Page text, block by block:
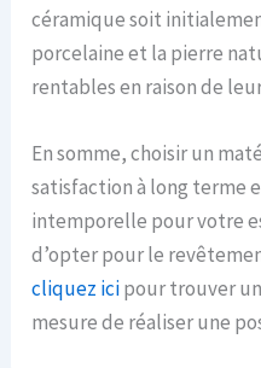
céramique soit
porcelaine et la pierre
rentables en raison de
En somme, choisir un
satisfaction à long terme
intemporelle pour votre
d’opter pour le
cliquez icipour trouver
mesure de réaliser une